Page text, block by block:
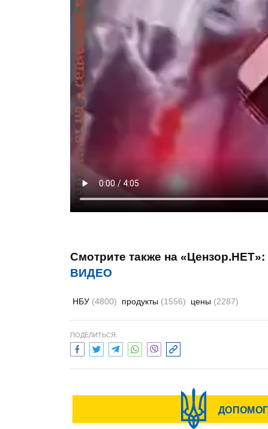
Смотрите также на «Цензор.НЕТ»:
ВИДЕО
НБУ (4800) продукты (1556) цены (2287)
ПОДЕЛИТЬСЯ: